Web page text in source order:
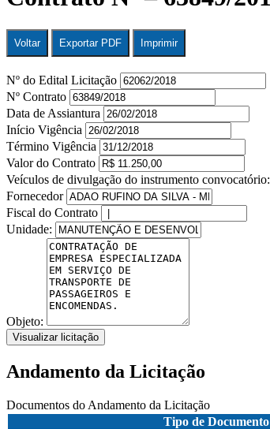
Voltar Exportar PDF Imprimir
Nº do Edital Licitação
Nº Contrato
Data de Assiantura
Início Vigência
Término Vigência
Valor do Contrato
Veículos de divulgação do instrumento convocatório:
Fornecedor
Fiscal do Contrato
Unidade:
Objeto:
Visualizar licitação
Andamento da Licitação
Documentos do Andamento da Licitação
Tipo de Documento